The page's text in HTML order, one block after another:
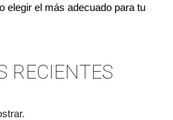
elegir el más adecuado para tu
RECIENTES